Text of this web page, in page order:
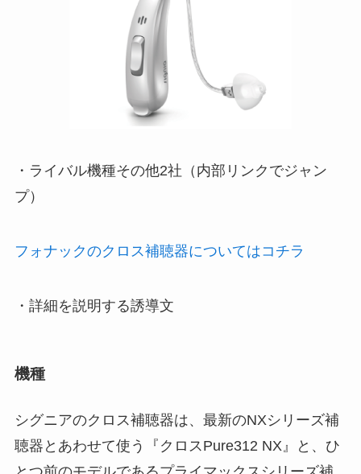
・ライバル機種その他2社（内部リンクでジャン
プ）
フォナックのクロス補聴器についてはコチラ
・詳細を説明する誘導文
機種
シグニアのクロス補聴器は、最新のNXシリーズ補
聴器とあわせて使う『クロスPure312 NX』と、ひ